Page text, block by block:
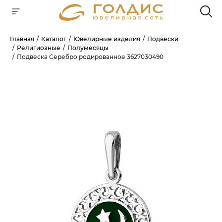
Главная Каталог Ювелирные изделия
Подвески
Религиозные
Полумесяцы
Подвеска Серебро родированное 3627030490
Для клиентов всех банков
ГРАФИК ПЛАТЕЖЕЙ